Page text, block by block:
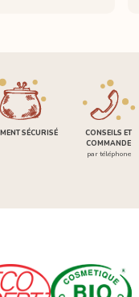
SÉCURISÉ
CONSEILS ET
COMMANDE
par téléphone